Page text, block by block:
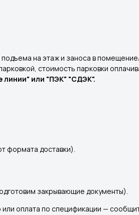
на этаж и заноса в
стоимость парковки
линии" или "ПЭК" "СДЭК".
формата доставки).
закрывающие документы).
оплата по спецификации —